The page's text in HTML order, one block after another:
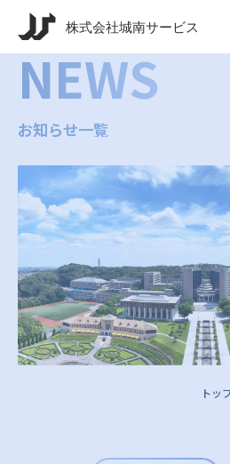
NEWS
お知らせ一覧
トッ